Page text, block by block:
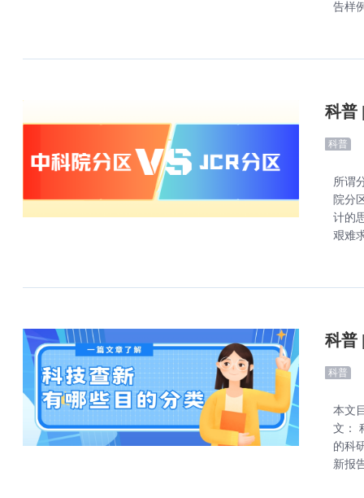
告样
科普
科普
所谓
院分
计的
艰难
科普
科普
本文
文：
的科
新报